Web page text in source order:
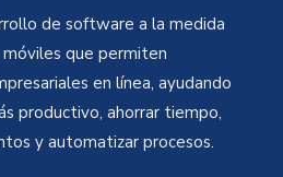
de software a la medida
que permiten
en línea, ayudando
productivo, ahorrar tiempo,
y automatizar procesos.